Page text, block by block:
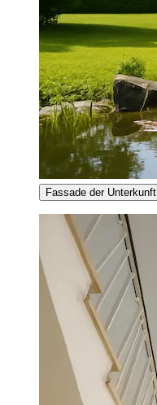
Fassade der Unterkunft